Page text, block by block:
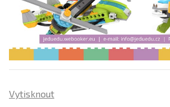
Vytisknout